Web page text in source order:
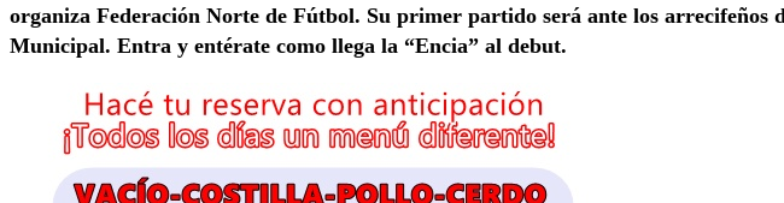
organiza Federación Norte de Fútbol. Su primer partido será ante los arrecifeños
Municipal. Entra y entérate como llega la “Encia” al debut.